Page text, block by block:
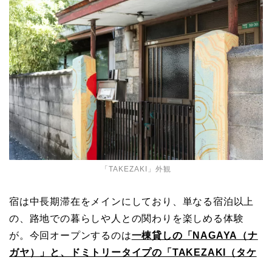
「TAKEZAKI」外観
宿は中長期滞在をメインにしており、単なる宿泊以上
の、路地での暮らしや人との関わりを楽しめる体験
が。今回オープンするのは一棟貸しの「NAGAYA（ナ
ガヤ）」と、ドミトリータイプの「TAKEZAKI（タケ